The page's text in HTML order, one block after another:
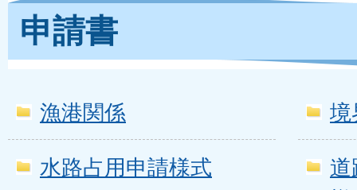
申請書
漁港関係 境
水路占用申請様式
道